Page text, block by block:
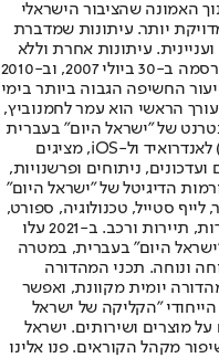
האמונה שהציבור הישראלי
יותר. עיתונות שמדברת
עיתונות אחרת וללא
תשלום. המהדורה המודפסת הראשונה פורסמה ב-30 ביולי 2007, וב-2010
החשיפה הגבוה ביותר בימי
הראשי הוא עמר לחמנוביץ,
של "ישראל היום" בעברית
ובאנגלית, כמו כן היישומונים (אפליקציות) לאנדרואיד ול-iOS, מציגים
ניתוחים ופרשנויות,
הדיגיטל של "ישראל היום"
סטייל, טכנולוגיה, ספורט,
כלכלה וצרכנות, בריאות, חיילים, אוכל, יהדות, תיירות ורכב. ב-2021 עלו
היום" בעברית, במטרה
ונוחה. תכני המהדורה
יומית מקוונת, ואפשר
"הקליקה של ישראל
מוצרים ושירותים. ישראל
מקהל הקוראים. פנו אלינו